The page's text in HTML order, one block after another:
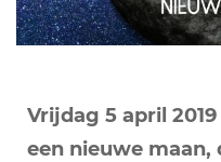
Vrijdag 5 april
een nieuwe